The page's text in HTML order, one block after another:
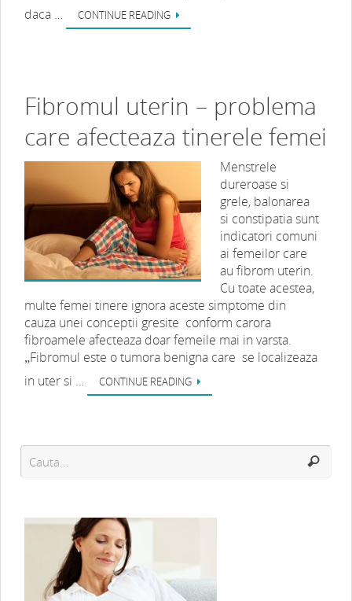
daca …
CONTINUE READING
Fibromul uterin – problema
care afecteaza tinerele femei
Menstrele
dureroase si
grele, balonarea
si constipatia sunt
indicatori comuni
ai femeilor care
au fibrom uterin.
Cu toate acestea,
multe femei tinere ignora aceste simptome din
cauza unei conceptii gresite conform carora
fibroamele afecteaza doar femeile mai in varsta.
„Fibromul este o tumora benigna care se localizeaza
in uter si …
CONTINUE READING
Ce trebuie sa stii daca racesti pe